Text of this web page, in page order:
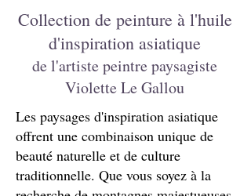
Collection de peinture à l'huile
d'inspiration asiatique
de l'artiste peintre paysagiste
Violette Le Gallou
Les paysages d'inspiration asiatique
offrent une combinaison unique de
beauté naturelle et de culture
traditionnelle. Que vous soyez à la